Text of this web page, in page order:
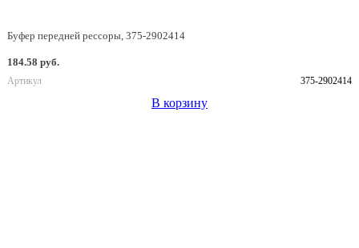
Буфер передней рессоры, 375-2902414
184.58 руб.
Артикул 375-2902414
В корзину